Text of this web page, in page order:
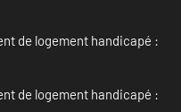
de logement handicapé :
de logement handicapé :